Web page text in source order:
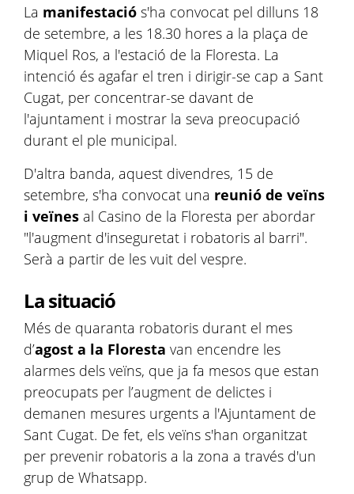
La manifestació s'ha convocat pel dilluns 18
de setembre, a les 18.30 hores a la plaça de
Miquel Ros, a l'estació de la Floresta. La
intenció és agafar el tren i dirigir-se cap a Sant
Cugat, per concentrar-se davant de
l'ajuntament i mostrar la seva preocupació
durant el ple municipal.
D'altra banda, aquest divendres, 15 de
setembre, s'ha convocat una reunió de veïns
i veïnes al Casino de la Floresta per abordar
"l'augment d'inseguretat i robatoris al barri".
Serà a partir de les vuit del vespre.
La situació
Més de quaranta robatoris durant el mes
d’agost a la Floresta van encendre les
alarmes dels veïns, que ja fa mesos que estan
preocupats per l’augment de delictes i
demanen mesures urgents a l'Ajuntament de
Sant Cugat. De fet, els veïns s'han organitzat
per prevenir robatoris a la zona a través d'un
grup de Whatsapp.